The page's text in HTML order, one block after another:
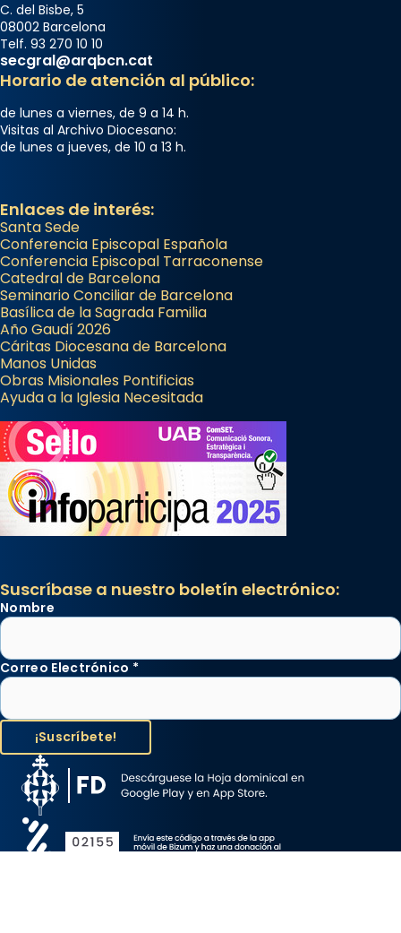
C. del Bisbe, 5
08002 Barcelona
Telf. 93 270 10 10
secgral@arqbcn.cat
Horario de atención al público:
de lunes a viernes, de 9 a 14 h.
Visitas al Archivo Diocesano:
de lunes a jueves, de 10 a 13 h.
Enlaces de interés:
Santa Sede
Conferencia Episcopal Española
Conferencia Episcopal Tarraconense
Catedral de Barcelona
Seminario Conciliar de Barcelona
Basílica de la Sagrada Familia
Año Gaudí 2026
Cáritas Diocesana de Barcelona
Manos Unidas
Obras Misionales Pontificias
Ayuda a la Iglesia Necesitada
Suscríbase a nuestro boletín electrónico:
Nombre
Correo Electrónico *